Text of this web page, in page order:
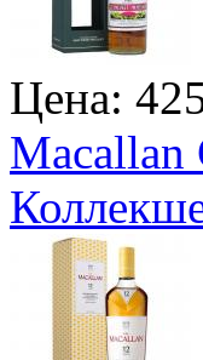
Цена:
Macallan